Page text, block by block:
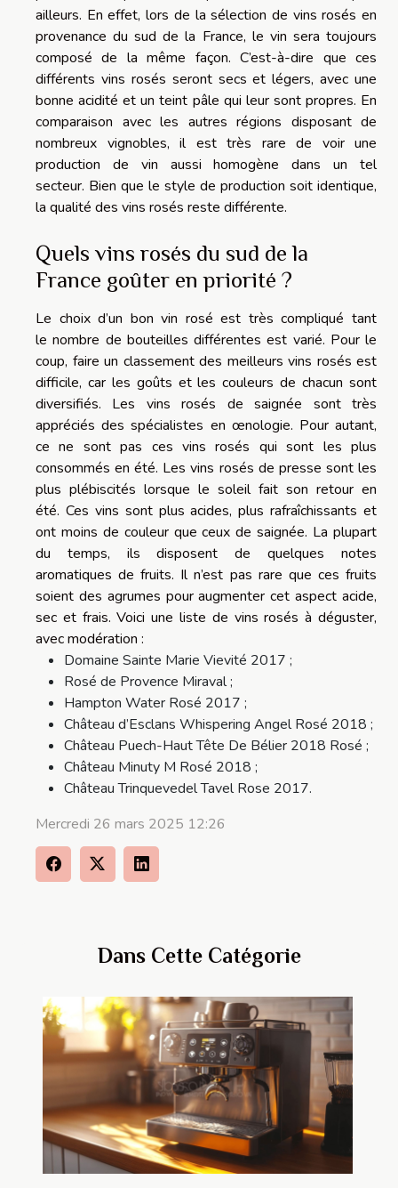
Dans Cette Catégorie
ailleurs. En effet, lors de la sélection de vins rosés en
provenance du sud de la France, le vin sera toujours
composé de la même façon. C’est-à-dire que ces
différents vins rosés seront secs et légers, avec une
bonne acidité et un teint pâle qui leur sont propres. En
comparaison avec les autres régions disposant de
nombreux vignobles, il est très rare de voir une
production de vin aussi homogène dans un tel
secteur. Bien que le style de production soit identique,
la qualité des vins rosés reste différente.
Quels vins rosés du sud de la
France goûter en priorité ?
Le choix d’un bon vin rosé est très compliqué tant
le nombre de bouteilles différentes est varié. Pour le
coup, faire un classement des meilleurs vins rosés est
difficile, car les goûts et les couleurs de chacun sont
diversifiés. Les vins rosés de saignée sont très
appréciés des spécialistes en œnologie. Pour autant,
ce ne sont pas ces vins rosés qui sont les plus
consommés en été. Les vins rosés de presse sont les
plus plébiscités lorsque le soleil fait son retour en
été. Ces vins sont plus acides, plus rafraîchissants et
ont moins de couleur que ceux de saignée. La plupart
du temps, ils disposent de quelques notes
aromatiques de fruits. Il n’est pas rare que ces fruits
soient des agrumes pour augmenter cet aspect acide,
sec et frais. Voici une liste de vins rosés à déguster,
avec modération :
Domaine Sainte Marie Vievité 2017 ;
Rosé de Provence Miraval ;
Hampton Water Rosé 2017 ;
Château d’Esclans Whispering Angel Rosé 2018 ;
Château Puech-Haut Tête De Bélier 2018 Rosé ;
Château Minuty M Rosé 2018 ;
ChâteauTrinquevedelTavelRose 2017.
Mercredi 26 mars 2025 12:26